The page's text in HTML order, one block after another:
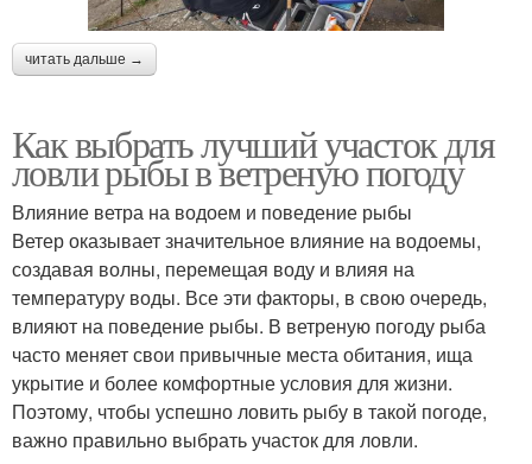
читать дальше →
Как выбрать лучший участок для
ловли рыбы в ветреную погоду
Влияние ветра на водоем и поведение рыбы
Ветер оказывает значительное влияние на водоемы,
создавая волны, перемещая воду и влияя на
температуру воды. Все эти факторы, в свою очередь,
влияют на поведение рыбы. В ветреную погоду рыба
часто меняет свои привычные места обитания, ища
укрытие и более комфортные условия для жизни.
Поэтому, чтобы успешно ловить рыбу в такой погоде,
важно правильно выбрать участок для ловли.